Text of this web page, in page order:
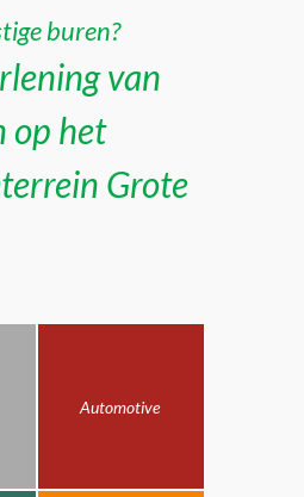
buren?
van
op het
Grote
Automotive